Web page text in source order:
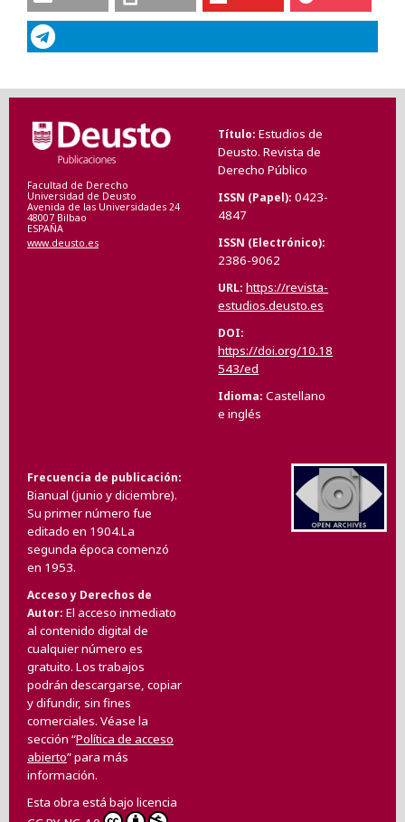
Facultad de Derecho
Universidad de Deusto
Avenida de las Universidades 24
48007 Bilbao
ESPAÑA
www.deusto.es
Título Estudios de
Deusto. Revista de
Derecho Público
ISSN (Papel) 0423-
4847
ISSN (Electrónico)
2386-9062
URL https://revista-
estudios.deusto.es
DOI
https://doi.org/10.18
543/ed
Idioma Castellano
e inglés
Frecuencia de publicación
Bianual (junio y diciembre).
Su primer número fue
editado en 1904.La
segunda época comenzó
en 1953.
Acceso y Derechos de
Autor El acceso inmediato
al contenido digital de
cualquier número es
gratuito. Los trabajos
podrán descargarse, copiar
y difundir, sin fines
comerciales. Véase la
sección “Política de acceso
abierto” para más
información.
Esta obra está bajo licencia